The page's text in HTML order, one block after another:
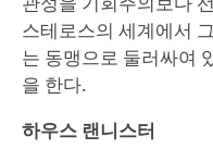
스테로스의 세계에서
는 동맹으로 둘러싸여
을 한다.
하우스 랜니스터